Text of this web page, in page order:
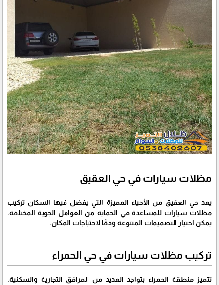
مظلات سيارات في حي العقيق
يعد حي العقيق من الأحياء المميزة التي يفضل فيها السكان تركيب
مظلات سيارات للمساعدة في الحماية من العوامل الجوية المختلفة.
يمكن اختيار التصميمات المتنوعة وفقًا لاحتياجات المكان.
تركيب مظلات سيارات في حي الحمراء
تتميز منطقة الحمراء بتواجد العديد من المرافق التجارية والسكنية.